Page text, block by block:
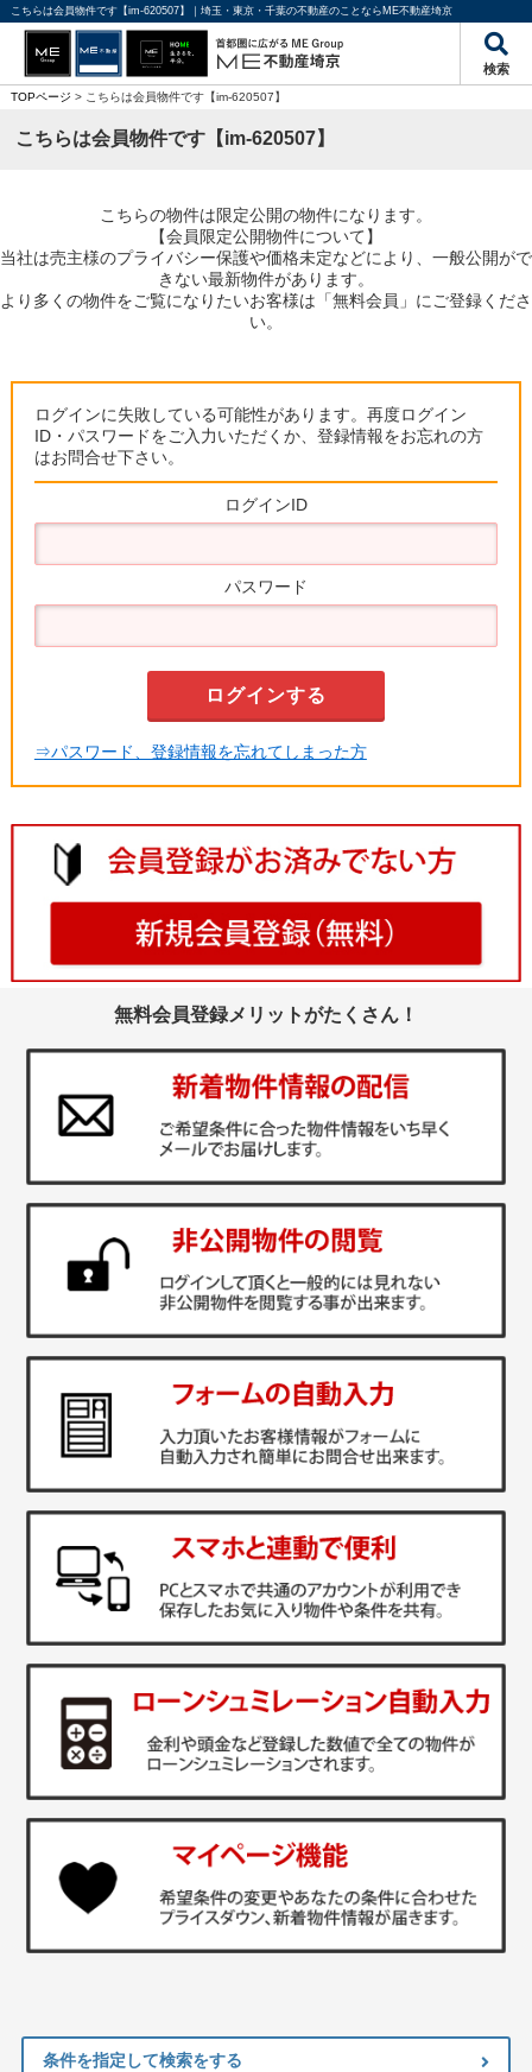
こちらは会員物件です【im-620507】｜埼玉・東京・千葉の不動産のことならME不動産埼京
検索
TOPページ > こちらは会員物件です【im-620507】
こちらは会員物件です【im-620507】
こちらの物件は限定公開の物件になります。
【会員限定公開物件について】
当社は売主様のプライバシー保護や価格未定などにより、一般公開がで
きない最新物件があります。
より多くの物件をご覧になりたいお客様は「無料会員」にご登録くださ
い。
ログインに失敗している可能性があります。再度ログイン
ID・パスワードをご入力いただくか、登録情報をお忘れの方
はお問合せ下さい。
ログインID
パスワード
⇒パスワード、登録情報を忘れてしまった方
無料会員登録メリットがたくさん！
条件を指定して検索をする